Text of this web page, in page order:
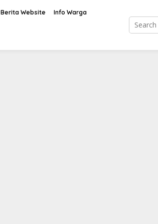
Berita Website Info Warga